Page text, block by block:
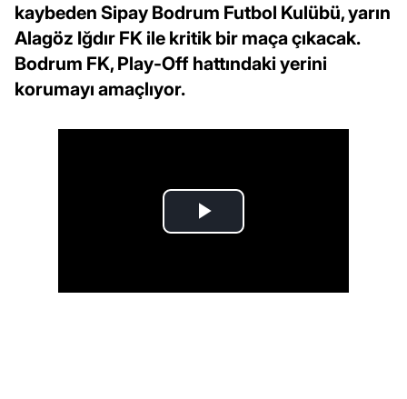
kaybeden Sipay Bodrum Futbol Kulübü, yarın
Alagöz Iğdır FK ile kritik bir maça çıkacak.
Bodrum FK, Play-Off hattındaki yerini
korumayı amaçlıyor.